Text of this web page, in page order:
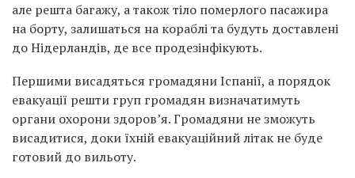
але решта багажу, а також тіло померлого пасажира
на борту, залишаться на кораблі та будуть доставлені
до Нідерландів, де все продезінфікують.
Першими висадяться громадяни Іспанії, а порядок
евакуації решти груп громадян визначатимуть
органи охорони здоров’я. Громадяни не зможуть
висадитися, доки їхній евакуаційний літак не буде
готовий до вильоту.